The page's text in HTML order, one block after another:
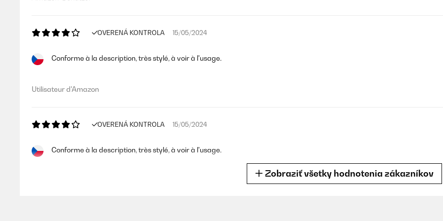
OVERENÁ KONTROLA 15/05/2024
Conforme à la description, très stylé, à voir à l'usage.
Utilisateur d'Amazon
OVERENÁ KONTROLA 15/05/2024
Conforme à la description, très stylé, à voir à l'usage.
Zobraziť všetky hodnotenia zákazníkov